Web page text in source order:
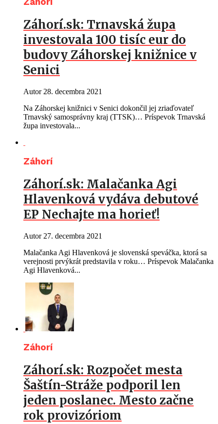
Záhorí.sk: Trnavská župa
investovala 100 tisíc eur do
budovy Záhorskej knižnice v
Senici
Autor 28. decembra 2021
Na Záhorskej knižnici v Senici dokončil jej zriaďovateľ
Trnavský samosprávny kraj (TTSK)… Príspevok Trnavská
župa investovala...
Záhorí
Záhorí.sk: Malačanka Agi
Hlavenková vydáva debutové
EP Nechajte ma horieť!
Autor 27. decembra 2021
Malačanka Agi Hlavenková je slovenská speváčka, ktorá sa
verejnosti prvýkrát predstavila v roku… Príspevok Malačanka
Agi Hlavenková...
Záhorí
Záhorí.sk: Rozpočet mesta
Šaštín-Stráže podporil len
jeden poslanec. Mesto začne
rok provizóriom